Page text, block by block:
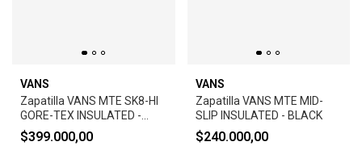
VANS
Zapatilla VANS MTE SK8-HI
GORE-TEX INSULATED -
GRIS
$399.000,00
VANS
Zapatilla VANS MTE MID-
SLIP INSULATED - BLACK
$240.000,00